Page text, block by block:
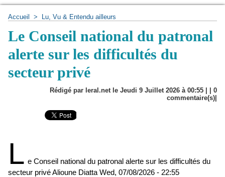
Accueil > Lu, Vu & Entendu ailleurs
Le Conseil national du patronal
alerte sur les difficultés du
secteur privé
Rédigé par leral.net le Jeudi 9 Juillet 2026 à 00:55 | | 0
commentaire(s)|
L e Conseil national du patronal alerte sur les difficultés du
secteur privéAlioune Diatta Wed, 07/08/2026 - 22:55